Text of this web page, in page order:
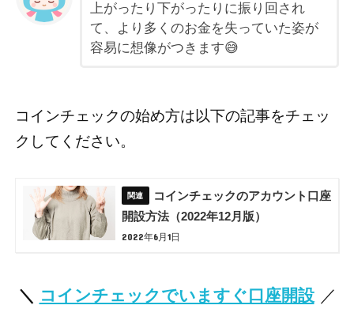
上がったり下がったりに振り回され
て、より多くのお金を失っていた姿が
容易に想像がつきます😅
コインチェックの始め方は以下の記事をチェッ
クしてください。
コインチェックのアカウント口座
開設方法（2022年12月版）
2022年6月1日
＼ コインチェックでいますぐ口座開設 ／